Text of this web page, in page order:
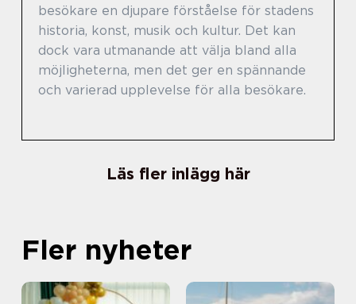
besökare en djupare förståelse för stadens
historia, konst, musik och kultur. Det kan
dock vara utmanande att välja bland alla
möjligheterna, men det ger en spännande
och varierad upplevelse för alla besökare.
Läs fler inlägg här
Fler nyheter